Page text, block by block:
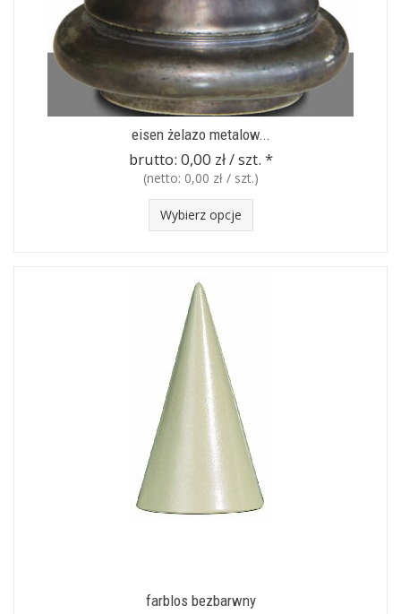
eisen żelazo metalow...
brutto: 0,00 zł / szt. *
(netto: 0,00 zł / szt.)
Wybierz opcje
farblos bezbarwny